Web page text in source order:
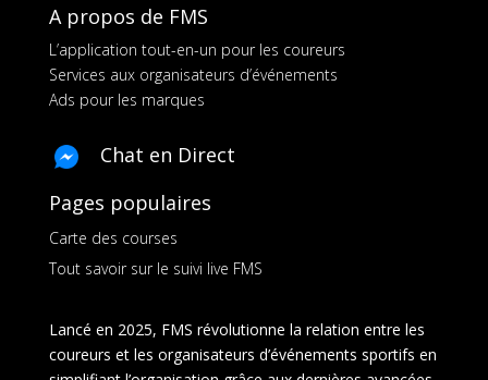
A propos de FMS
L’application tout-en-un pour les coureurs
Services aux organisateurs d’événements
Ads pour les marques
Chat en Direct
Pages populaires
Carte des courses
Tout savoir sur le suivi live FMS
Lancé en 2025, FMS révolutionne la relation entre les
coureurs et les organisateurs d’événements sportifs en